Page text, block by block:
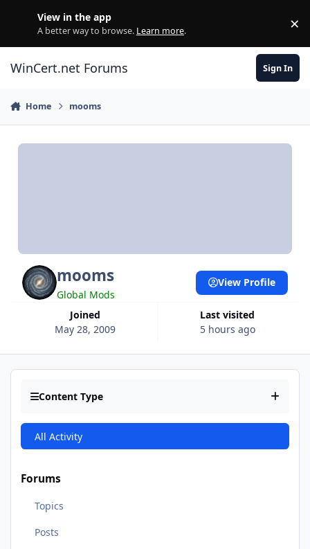
View in the app
A better way to browse. Learn more. ×
WinCert.net Forums Sign In
Home mooms
mooms
Global Mods
Joined
May 28, 2009
Last visited
5 hours ago
View Profile
Content Type
All Activity
Forums
Topics
Posts